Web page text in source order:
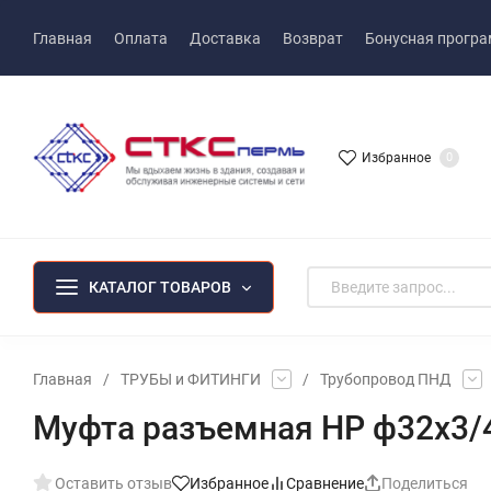
Главная Оплата Доставка Возврат Бонусная
Избранное 0
КАТАЛОГ ТОВАРОВ
Главная / ТРУБЫ и ФИТИНГИ / Трубопровод ПНД
Муфта разъемная НР ф32х3/
Оставить отзыв Избранное Сравнение Поделиться